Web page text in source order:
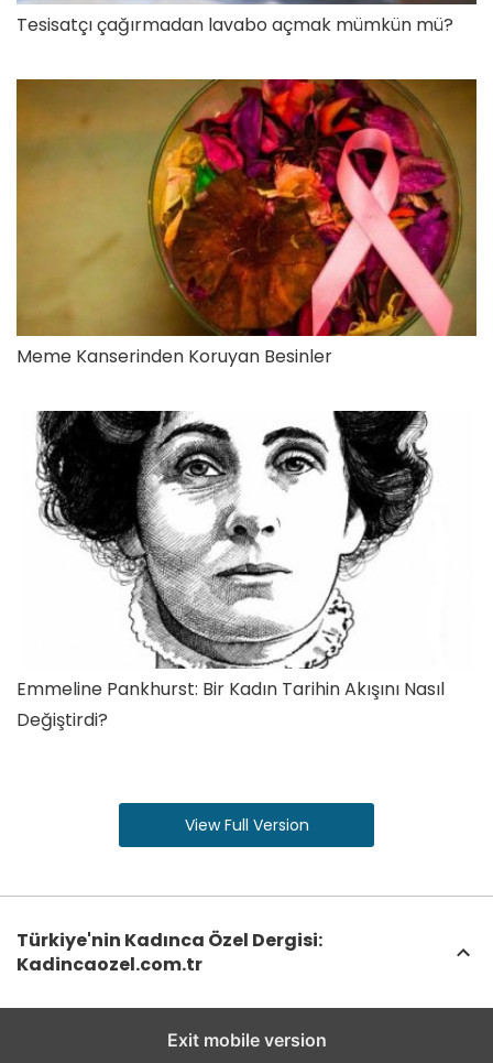
Tesisatçı çağırmadan lavabo açmak mümkün mü?
Meme Kanserinden Koruyan Besinler
Emmeline Pankhurst: Bir Kadın Tarihin Akışını Nasıl
Değiştirdi?
View Full Version
Türkiye'nin Kadınca Özel Dergisi:
Kadincaozel.com.tr
Exit mobile version